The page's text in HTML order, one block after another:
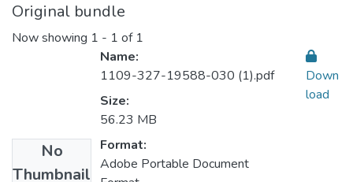
Original bundle
Now showing 1 - 1 of 1
No
Thumbnail
Name:
1109-327-19588-030 (1).pdf
Size:
56.23 MB
Format:
Adobe Portable Document
Down
load